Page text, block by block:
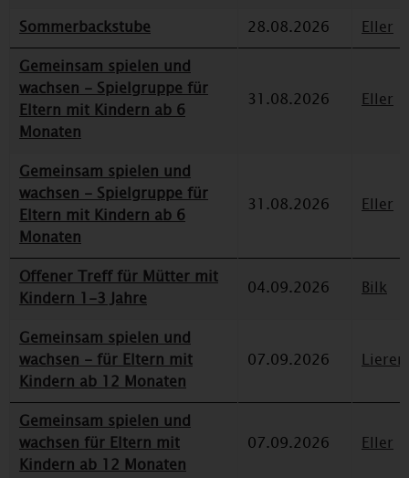
Sommerbackstube 28.08.2026
Eller
Gemeinsam spielen und
wachsen - Spielgruppe für
Eltern mit Kindern ab 6
Monaten
31.08.2026 Eller
Gemeinsam spielen und
wachsen - Spielgruppe für
Eltern mit Kindern ab 6
Monaten
31.08.2026 Eller
Offener Treff für Mütter mit
Kindern 1-3 Jahre
04.09.2026 Bilk
Gemeinsam spielen und
wachsen - für Eltern mit
Kindern ab 12 Monaten
07.09.2026
Gemeinsam spielen und
wachsen für Eltern mit
Kindern ab 12 Monaten
07.09.2026 Eller